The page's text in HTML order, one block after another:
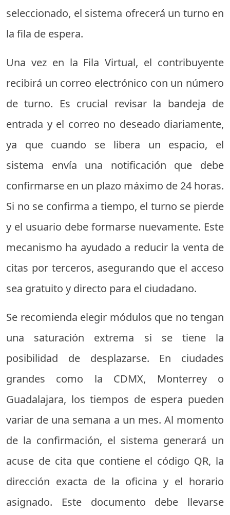
seleccionado, el sistema ofrecerá un turno en
la fila de espera.
Una vez en la Fila Virtual, el contribuyente
recibirá un correo electrónico con un número
de turno. Es crucial revisar la bandeja de
entrada y el correo no deseado diariamente,
ya que cuando se libera un espacio, el
sistema envía una notificación que debe
confirmarse en un plazo máximo de 24 horas.
Si no se confirma a tiempo, el turno se pierde
y el usuario debe formarse nuevamente. Este
mecanismo ha ayudado a reducir la venta de
citas por terceros, asegurando que el acceso
sea gratuito y directo para el ciudadano.
Se recomienda elegir módulos que no tengan
una saturación extrema si se tiene la
posibilidad de desplazarse. En ciudades
grandes como la CDMX, Monterrey o
Guadalajara, los tiempos de espera pueden
variar de una semana a un mes. Al momento
de la confirmación, el sistema generará un
acuse de cita que contiene el código QR, la
dirección exacta de la oficina y el horario
asignado. Este documento debe llevarse